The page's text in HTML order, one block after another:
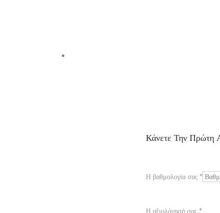
Α
ι
λ
Κάνετε Την Πρώτη
Η βαθμολογία σας *
Η αξιολόγησή σας *